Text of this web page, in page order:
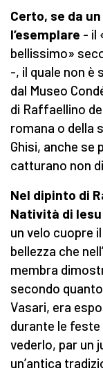
Certo, se da
l’esemplare - il
bellissimo»
-, il quale non
dal Museo
di Raffaellino
romana o della
Ghisi, anche se
catturano non
Nel dipinto di
Natività di
un velo cuopre
bellezza che
membra
secondo
Vasari, era
durante le
vederlo, par un
un’antica